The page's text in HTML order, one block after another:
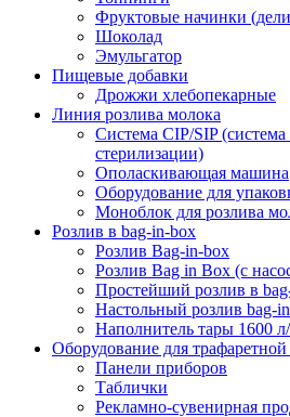
Фруктовые начинки
Шоколад
Эмульгатор
Пищевые добавки
Дрожжи хлебопекарные
Линия розлива молока
Система CIP/SIP
стерилизации)
Ополаскивающая машина
Оборудование для
Моноблок для розлива
Розлив в bag-in-box
Розлив Bag-in-box
Розлив Bag in Box (с
Простейший розлив в
Настольный розлив bag-
Наполнитель тары 1600
Оборудование для трафаретной
Панели приборов
Таблички
Рекламно-сувенирная